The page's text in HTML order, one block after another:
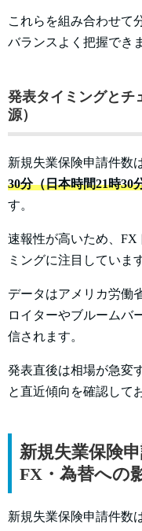
これらを組み合わせて
バランスよく把握でき
発表タイミングとチ
源）
新規失業保険申請件数
30分（日本時間21時30
す。
速報性が高いため、FX
ミングに注目していま
データはアメリカ労働
ロイターやブルームバ
信されます。
発表直後は相場が急変
と直近傾向を確認して
新規失業保険
FX・為替への
新規失業保険申請件数